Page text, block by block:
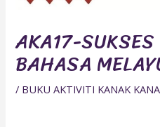
AKA17-
BAHASA
/ BUKU AKTIVITI KANAK